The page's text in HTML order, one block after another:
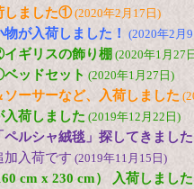
しました①(2020年2月17日)
が入荷しました！ (2020年2月
ギリスの飾り棚 (2020年1月27
ッドセット (2020年1月27日)
ソーサーなど、入荷しました
入荷しました (2019年12月22日)
ペルシャ絨毯」探してきまし
加入荷です (2019年11月15日)
cm x 230 cm） 入荷しました